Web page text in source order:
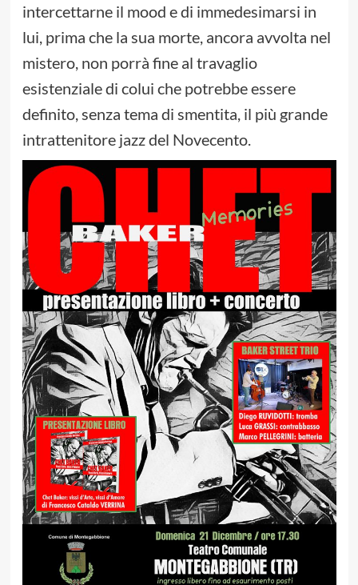
intercettarne il mood e di immedesimarsi in
lui, prima che la sua morte, ancora avvolta nel
mistero, non porrà fine al travaglio
esistenziale di colui che potrebbe essere
definito, senza tema di smentita, il più grande
intrattenitore jazz del Novecento.